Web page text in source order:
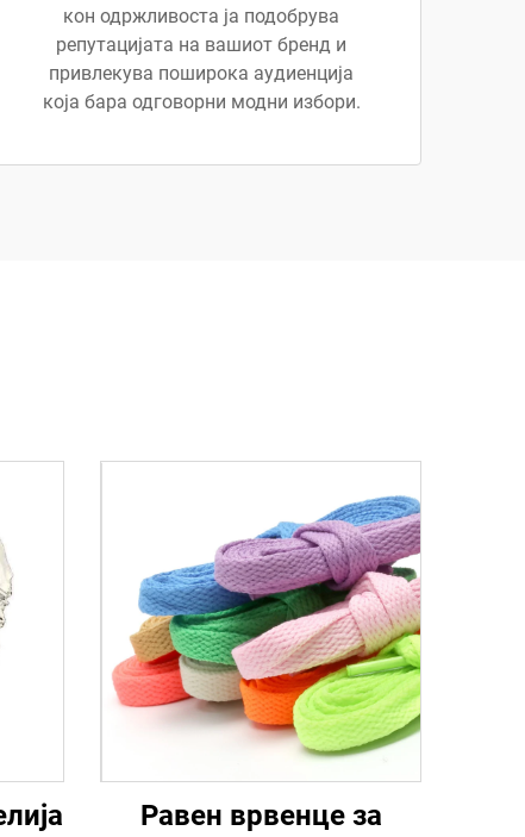
кон одржливоста ја подобрува
репутацијата на вашиот бренд и
привлекува поширока аудиенција
која бара одговорни модни избори.
Равен врвенце за